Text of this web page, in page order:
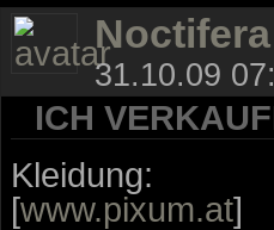
Noctifera
31.10.09
ICH
Kleidung:
[www.pixum.at]